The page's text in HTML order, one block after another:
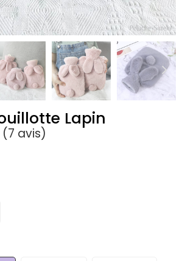
Lapin
(7 avis)